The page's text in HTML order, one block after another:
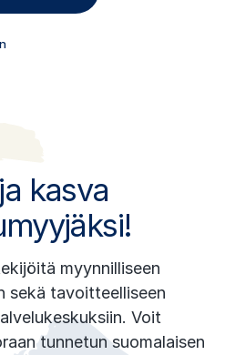
kasva
myynnilliseen
sekä tavoitteelliseen
Voit
tunnetun suomalaisen